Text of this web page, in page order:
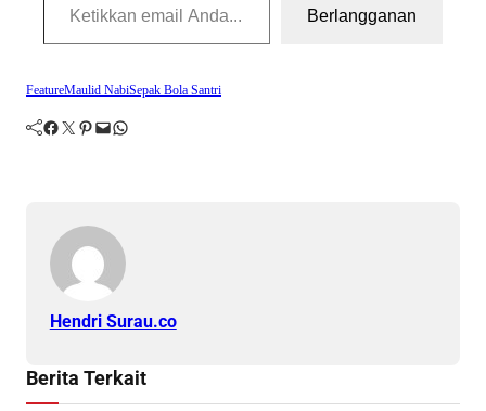
Berlangganan
FeatureMaulid NabiSepak Bola Santri
Facebook Twitter Pinterest Mail WhatsApp
Hendri Surau.co
Berita Terkait